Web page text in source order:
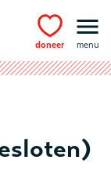
doneer menu